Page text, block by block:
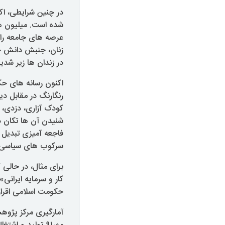
در چنین شرایطی،
شده است. میلیون
عرصه های جامعه
زنان، جنبش دانش
در زندان ها زیر
اکنون رسانه های
رنگارنگ در مقابل
کودک آزاری،
شنیدن آن ها تکان
فاجعه آمیزی
سرکوب های سیاسی
کار و سرمایه
حکومت اسلامی